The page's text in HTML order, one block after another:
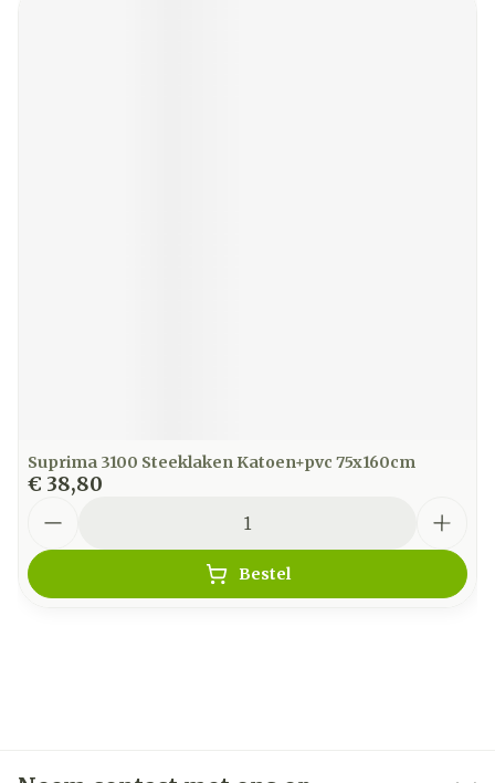
Suprima 3100 Steeklaken Katoen+pvc 75x160cm
€ 38,80
Bestel